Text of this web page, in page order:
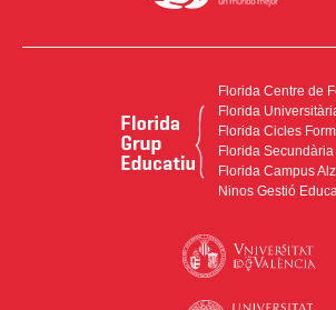
Florida Centre de
Florida
Florida Cicles
Florida Secundària
Florida Campus
Ninos Gestió